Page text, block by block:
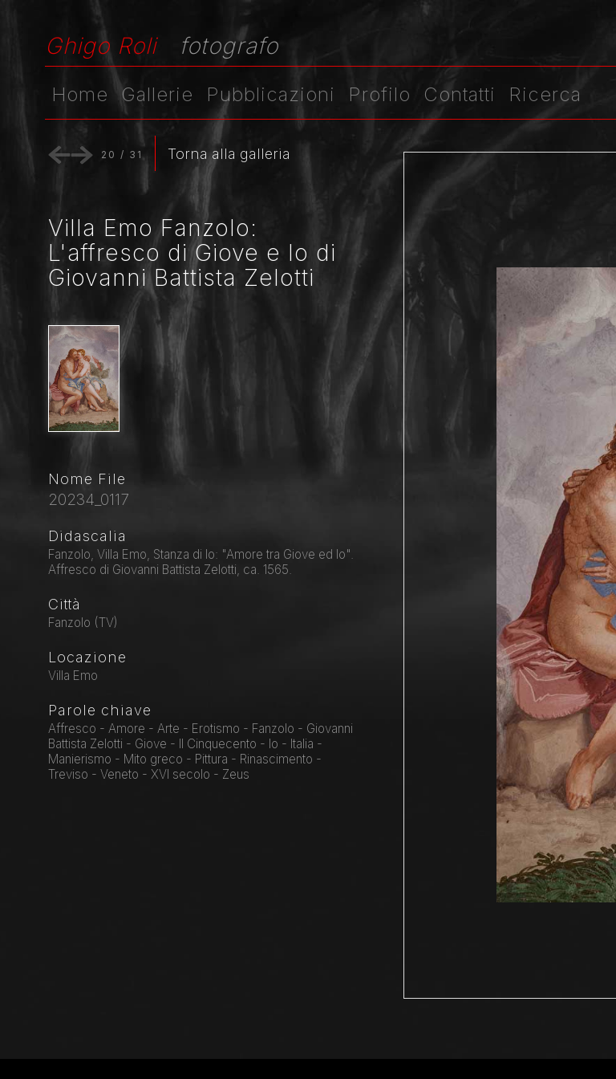
Ghigo Roli fotografo
Home Gallerie Pubblicazioni Profilo Contatti Ricerca
20 / 31 Torna alla galleria
Villa Emo Fanzolo:
L'affresco di Giove e Io di
Giovanni Battista Zelotti
Nome File
20234_0117
Didascalia
Fanzolo, Villa Emo, Stanza di Io: "Amore tra Giove ed Io".
Affresco di Giovanni Battista Zelotti, ca. 1565.
Città
Fanzolo (TV)
Locazione
Villa Emo
Parole chiave
Affresco - Amore - Arte - Erotismo - Fanzolo - Giovanni
Battista Zelotti - Giove - Il Cinquecento - Io - Italia -
Manierismo - Mito greco - Pittura - Rinascimento -
Treviso - Veneto - XVI secolo - Zeus